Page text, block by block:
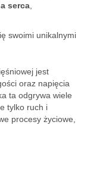
serca
swoimi unikalnymi
jest
oraz napięcia
ta odgrywa wiele
tylko ruch i
procesy życiowe,